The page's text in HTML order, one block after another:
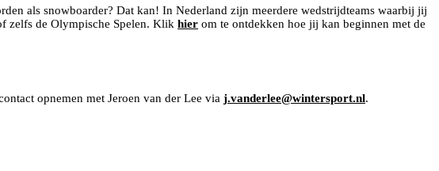
als snowboarder? Dat kan! In Nederland zijn meerdere wedstrijdteams waarbij jij
zelfs de Olympische Spelen. Klik hier om te ontdekken hoe jij kan beginnen met de
opnemen met Jeroen van der Lee via j.vanderlee@wintersport.nl.